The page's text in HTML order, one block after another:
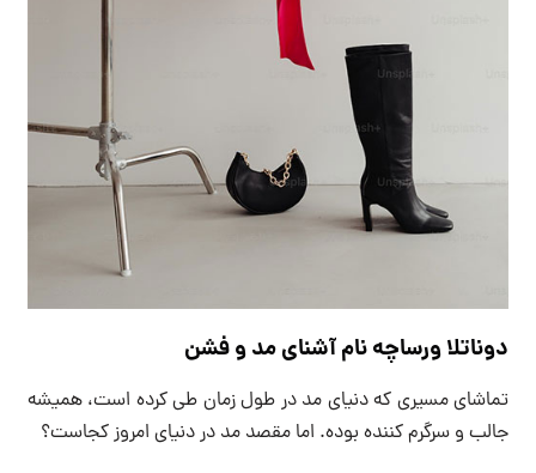
دوناتلا ورساچه نام آشنای مد و فشن
تماشای مسیری که دنیای مد در طول زمان طی کرده است، همیشه
جالب و سرگرم کننده بوده. اما مقصد مد در دنیای امروز کجاست؟